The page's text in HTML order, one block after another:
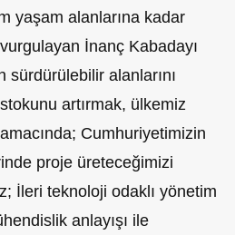
yaşam alanlarına kadar
İnanç Kabadayı
alanlarını
artırmak, ülkemiz
Cumhuriyetimizin
proje üreteceğimizi
İleri teknoloji odaklı yönetim
anlayışı ile